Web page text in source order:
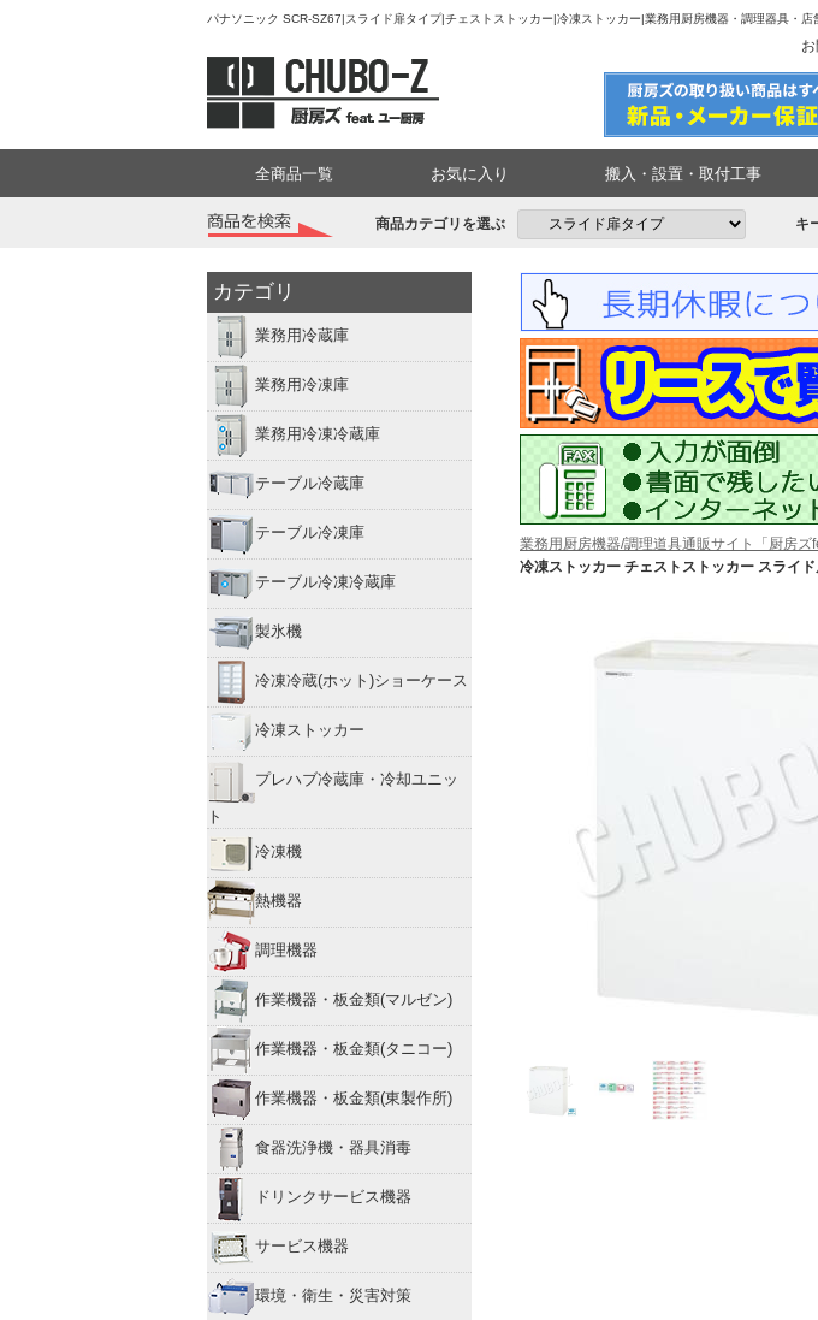
パナソニック SCR-SZ67|スライド扉タイプ|チェストストッカー|冷凍ストッカー|業務用厨房機器・調理器具・店
全商品一覧 お気に入り 搬入・設置・取付工事
商品カテゴリを選ぶ キ
カテゴリ
業務用冷蔵庫
業務用冷凍庫
業務用冷凍冷蔵庫
テーブル冷蔵庫
テーブル冷凍庫
テーブル冷凍冷蔵庫
製氷機
冷凍冷蔵(ホット)ショーケース
冷凍ストッカー
プレハブ冷蔵庫・冷却ユニッ
ト
冷凍機
熱機器
調理機器
作業機器・板金類(マルゼン)
作業機器・板金類(タニコー)
作業機器・板金類(東製作所)
食器洗浄機・器具消毒
ドリンクサービス機器
サービス機器
環境・衛生・災害対策
業務用厨房機器/調理道具通販サイト「厨房ズ
冷凍ストッカー チェストストッカー スライ